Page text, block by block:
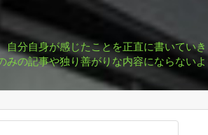
分自身が感じたことを正直に書いてい
の記事や独り善がりな内容にならない